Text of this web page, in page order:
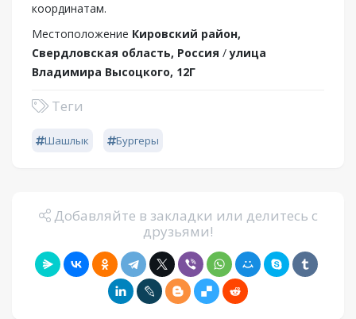
координатам.
Местоположение Кировский район,
Свердловская область, Россия /улица
Владимира Высоцкого, 12Г
Теги
Шашлык Бургеры
Добавляйте в закладки или делитесь с
друзьями!